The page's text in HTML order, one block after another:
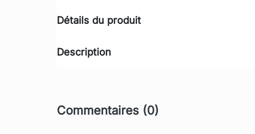
Détails du produit
Description
Commentaires (0)